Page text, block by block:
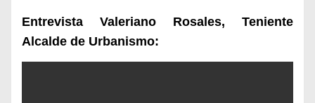
Entrevista Valeriano Rosales, Teniente
Alcalde de Urbanismo: